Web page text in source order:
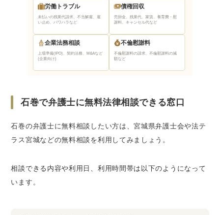
労働トラブル
未払いの残業代請求、不当解雇、雇
い止め、パワハラなど
債権回収
売掛金、残業代、家賃、養育費・慰
謝料、キャンセル代など
企業法務相談
上場準備(IPO)、契約法務、M&Aなど
(企業向け)
不倫慰謝料
不倫慰謝料の請求、不倫慰謝料の減
額など
石巻で弁護士に無料法律相談できる窓口
石巻の弁護士に無料相談したい方は、宮城県弁護士会や法テ
ラス宮城などの無料相談を利用してみましょう。
相談できる内容や利用日、利用時間帯は以下のようになって
います。